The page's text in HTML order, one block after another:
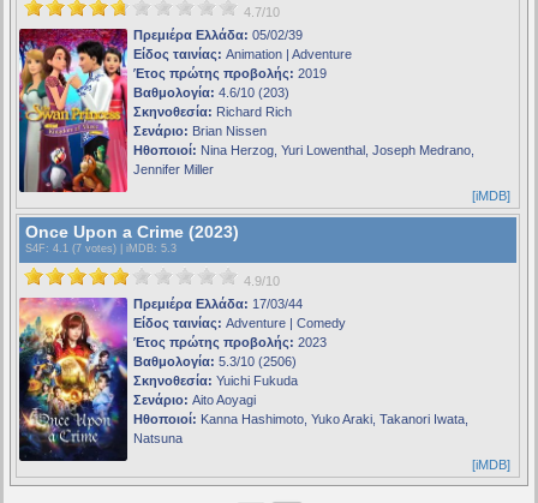
4.7/10
Πρεμιέρα Ελλάδα: 05/02/39
Είδος ταινίας: Animation | Adventure
Έτος πρώτης προβολής: 2019
Βαθμολογία: 4.6/10 (203)
Σκηνοθεσία: Richard Rich
Σενάριο: Brian Nissen
Ηθοποιοί: Nina Herzog, Yuri Lowenthal, Joseph Medrano,
Jennifer Miller
[iMDB]
Once Upon a Crime (2023)
S4F : 4.1 (7 votes) | iMDB: 5.3
4.9/10
Πρεμιέρα Ελλάδα: 17/03/44
Είδος ταινίας: Adventure | Comedy
Έτος πρώτης προβολής: 2023
Βαθμολογία: 5.3/10 (2506)
Σκηνοθεσία: Yuichi Fukuda
Σενάριο: Aito Aoyagi
Ηθοποιοί: Kanna Hashimoto, Yuko Araki, Takanori Iwata,
Natsuna
[iMDB]